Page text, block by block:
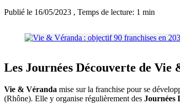
Publié le 16/05/2023 , Temps de lecture: 1 min
Les Journées Découverte de
Vie & Véranda mise sur la franchise pour se
(Rhône). Elle y organise régulièrement des Journées